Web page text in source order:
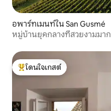
อพาร์ทเมนท์ใน San Gusmé
หมู่บ้านยุคกลางที่สวยงามมาก
โดนใจเกสต์ที่สุด
โดนใจเกสต์